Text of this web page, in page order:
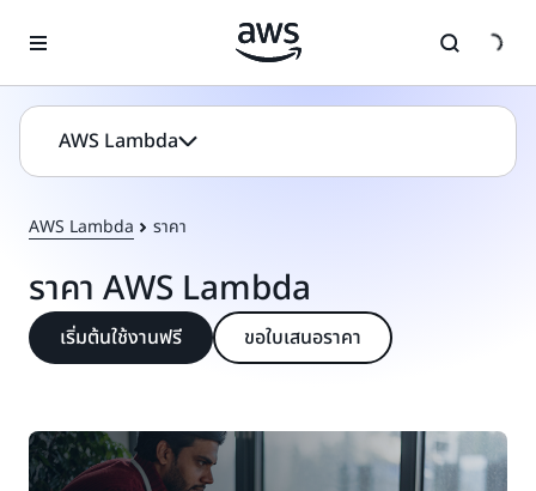
AWS Lambda
AWS Lambda ราคา
ราคา AWS Lambda
เริ่มต้นใช้งานฟรี ขอใบเสนอราคา